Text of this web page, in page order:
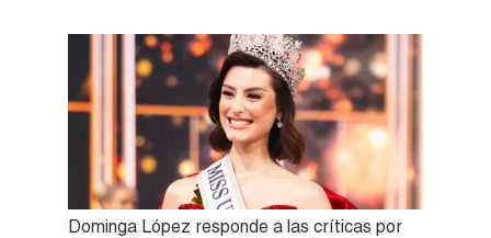
Dominga López responde a las críticas por